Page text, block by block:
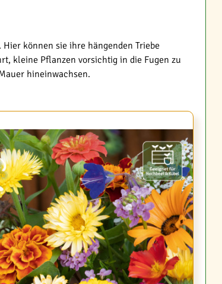
können sie ihre hängenden Triebe
kleine Pflanzen vorsichtig in die Fugen zu
hineinwachsen.